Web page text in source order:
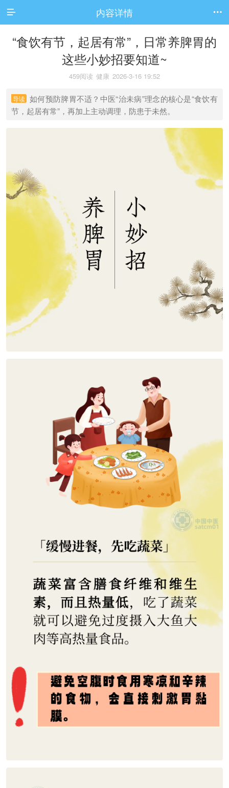
 内容详情 
“食饮有节，起居有常”，日常养脾胃的
这些小妙招要知道~
459阅读 健康 2026-3-16 19:52
导读 如何预防脾胃不适？中医“治未病”理念的核心是“食饮有
节，起居有常”，再加上主动调理，防患于未然。